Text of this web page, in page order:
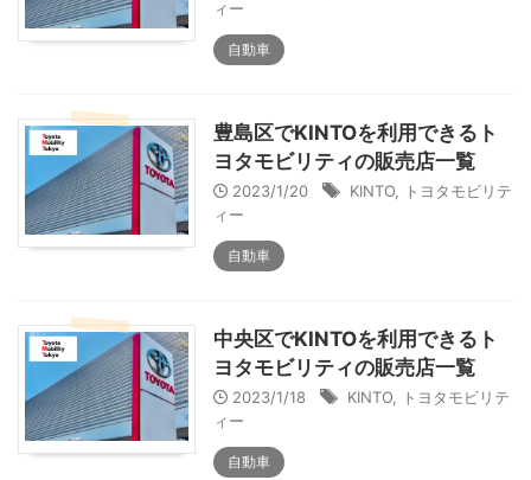
ィー
自動車
豊島区でKINTOを利用できるト
ヨタモビリティの販売店一覧
2023/1/20 KINTO
トヨタモビリテ
ィー
自動車
中央区でKINTOを利用できるト
ヨタモビリティの販売店一覧
2023/1/18 KINTO
トヨタモビリテ
ィー
自動車